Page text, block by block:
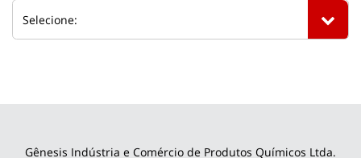
Gênesis Indústria e Comércio de Produtos Químicos Ltda.